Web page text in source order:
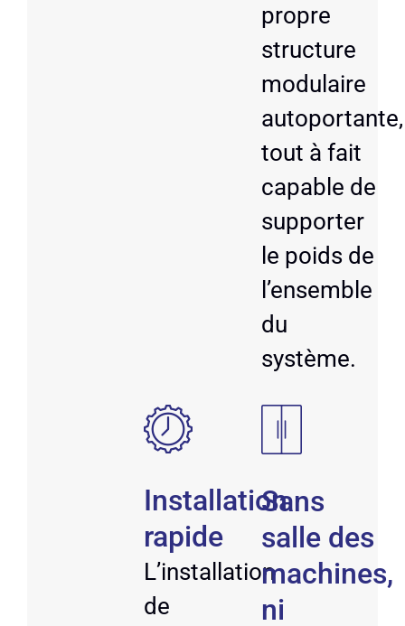
propre
structure
modulaire
autoportante,
tout à fait
capable de
supporter
le poids de
l’ensemble
du
système.
Installation
rapide
L’installation
de
Sans
salle des
machines,
ni